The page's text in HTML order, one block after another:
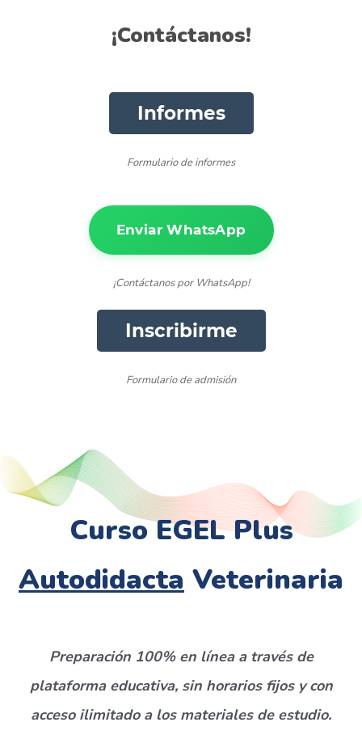
​¡Contáctanos!
Informes
Formulario de informes
Enviar WhatsApp
¡Contáctanos por WhatsApp!
Inscribirme
Formulario de admisión
Curso EGEL Plus
Autodidacta Veterinaria
Preparación 100% en línea a través de
plataforma educativa, sin horarios fijos y con
acceso ilimitado a los materiales de estudio.